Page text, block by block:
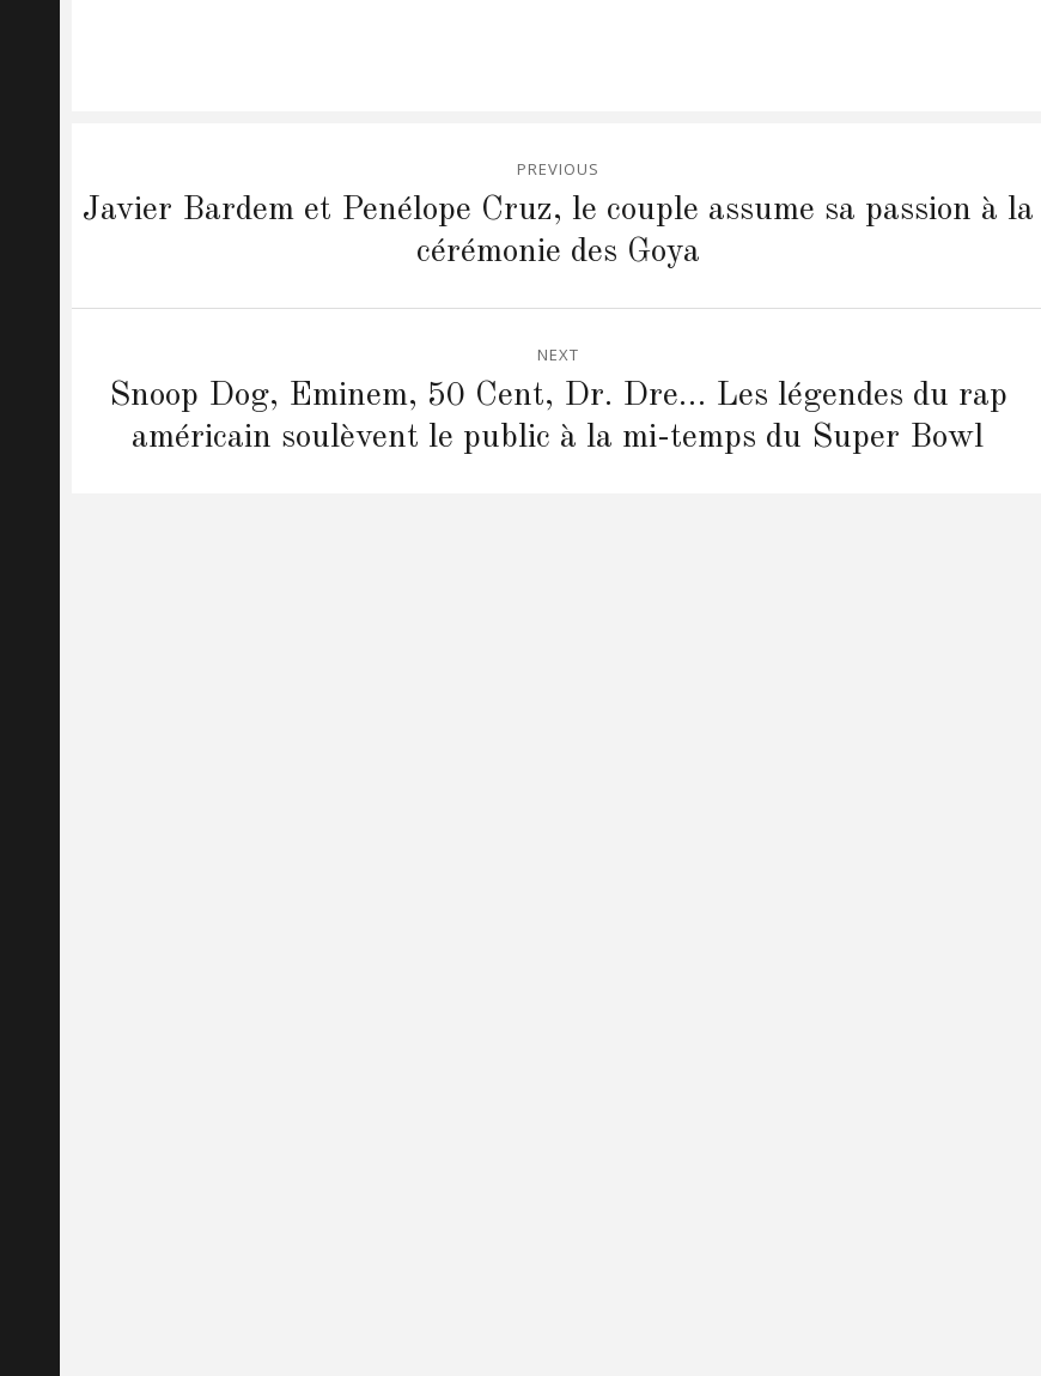
navigation
PREVIOUS
Previous
Javier Bardem et Penélope Cruz, le couple assume sa passion à la
cérémonie des Goya
NEXT
NextSnoop Dog, Eminem, 50 Cent, Dr. Dre… Les légendes du rap
américain soulèvent le public à la mi-temps du Super Bowl